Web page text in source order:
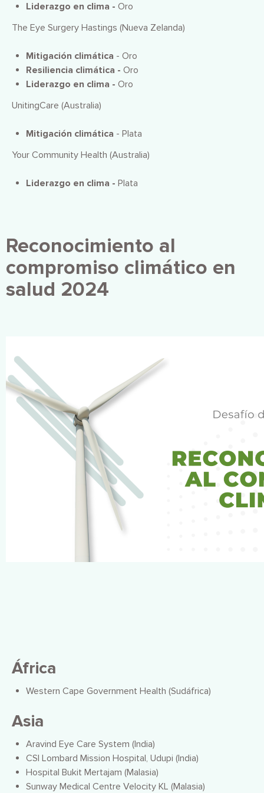
Liderazgo en clima - Oro
The Eye Surgery Hastings (Nueva Zelanda)
Mitigación climática - Oro
Resiliencia climática - Oro
Liderazgo en clima - Oro
UnitingCare (Australia)
Mitigación climática - Plata
Your Community Health (Australia)
Liderazgo en clima - Plata
Reconocimiento al
compromiso climático en
salud 2024
África
Western Cape Government Health (Sudáfrica)
Asia
Aravind Eye Care System (India)
CSI Lombard Mission Hospital, Udupi (India)
Hospital Bukit Mertajam (Malasia)
Sunway Medical Centre Velocity KL (Malasia)